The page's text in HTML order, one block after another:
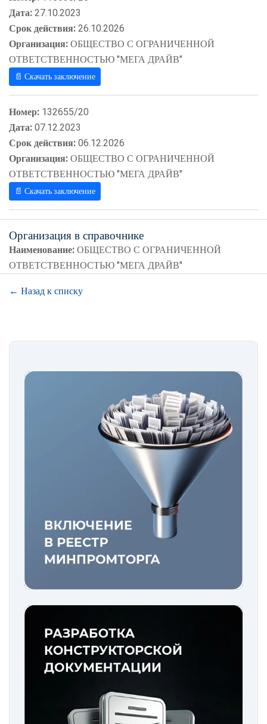
Дата:27.10.2023
Срок действия:26.10.2026
Организация:ОБЩЕСТВО С ОГРАНИЧЕННОЙ
ОТВЕТСТВЕННОСТЬЮ "МЕГА ДРАЙВ"
📄 Скачать заключение
Номер: 132655/20
Дата:07.12.2023
Срок действия:06.12.2026
Организация:ОБЩЕСТВО С ОГРАНИЧЕННОЙ
ОТВЕТСТВЕННОСТЬЮ "МЕГА ДРАЙВ"
📄 Скачать заключение
Организация в справочнике
Наименование:ОБЩЕСТВО С ОГРАНИЧЕННОЙ
ОТВЕТСТВЕННОСТЬЮ "МЕГА ДРАЙВ"
← Назад к списку